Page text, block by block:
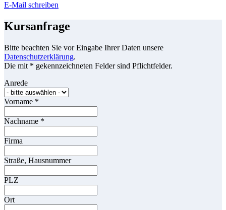
E-Mail schreiben
Kursanfrage
Bitte beachten Sie vor Eingabe Ihrer Daten unsere
Datenschutzerklärung.
Die mit * gekennzeichneten Felder sind Pflichtfelder.
Anrede
Vorname *
Nachname *
Firma
Straße, Hausnummer
PLZ
Ort